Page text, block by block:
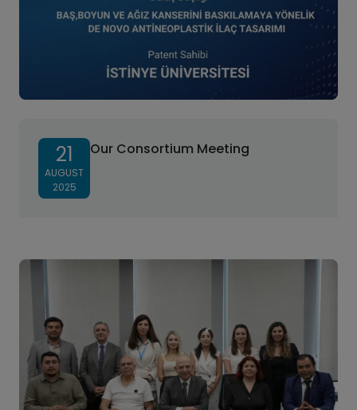
21
AUGUST
2025
Our Consortium Meeting